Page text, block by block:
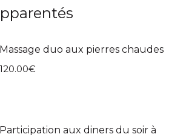
Massage duo aux pierres chaudes
120.00€
Participation aux diners du soir à